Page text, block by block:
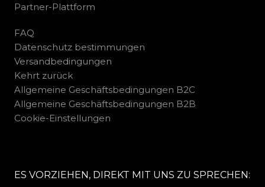
Partner-Plattform
FAQ
Datenschutz bestimmungen
Versandbedingungen
Kehrt zurück
Allgemeine Geschäftsbedingungen B2C
Allgemeine Geschäftsbedingungen B2B
Cookie-Einstellungen
ES VORZIEHEN, DIREKT MIT UNS ZU SPRECHEN: